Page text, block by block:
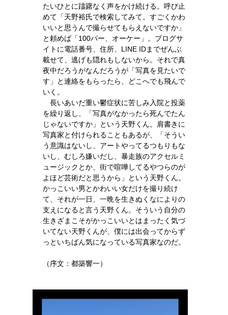
たいひとに躊躇なく声をかけ続ける。呼び止
めて「天野裕氏で検索してみて。すごくかわ
いいと思うんで撮らせてもらえないですか」
と頼めば「100パー、オーケー」。ブログサ
イトに電話番号、住所、LINE IDまでぜんぶ
載せて、逃げも隠れもしないから。それで真
夜中だろうがなんだろうが「写真を見たいで
す」と連絡をもらったら、どこへでも飛んで
いく。
長いあいだ重い鬱症状に苦しみ入院と投薬
を繰り返し、「写真がなかったら死んでたん
じゃないですか」という天野くん。肩書きに
写真家と付けられることもあるが、「そうい
う意識はないし、アートやってるつもりもな
いし、むしろ嫌いだし、暴走族のアクセルミ
ュージックとか、街で喧嘩してるやつらのが
よほど芸術だと思うから」という天野くん。
かっこいい男とかわいい女だけを撮り続け
て、それが一日、一晩を生きぬくなによりの
支えになると言う天野くん。そういう自分の
生きざまこそがかっこいいとはまったく気づ
いてない天野くんが、僕には出会ってからず
っといちばん気になっている写真家なのだ。
（序文：都築響一）